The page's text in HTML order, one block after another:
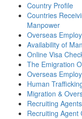
Country Profile
Countries
Manpower
Overseas
Availability of
Online Visa
The Emigration
Overseas
Human
Migration &
Recruiting
Recruiting Agent